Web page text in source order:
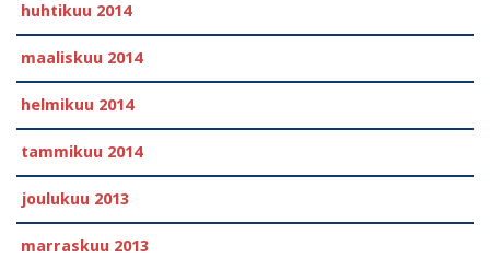
huhtikuu 2014
maaliskuu 2014
helmikuu 2014
tammikuu 2014
joulukuu 2013
marraskuu 2013